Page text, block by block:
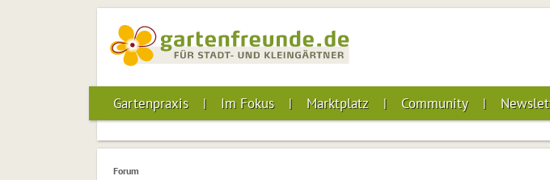
Gartenpraxis Im Fokus Marktplatz Community
Forum